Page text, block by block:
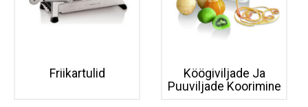
Friikartulid
Köögiviljade Ja
Puuviljade Koorimine